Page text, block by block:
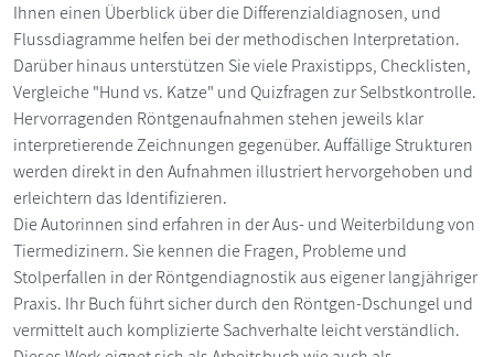
Ihnen einen Überblick über die Differenzialdiagnosen, und
Flussdiagramme helfen bei der methodischen Interpretation.
Darüber hinaus unterstützen Sie viele Praxistipps, Checklisten,
Vergleiche "Hund vs. Katze" und Quizfragen zur Selbstkontrolle.
Hervorragenden Röntgenaufnahmen stehen jeweils klar
interpretierende Zeichnungen gegenüber. Auffällige Strukturen
werden direkt in den Aufnahmen illustriert hervorgehoben und
erleichtern das Identifizieren.
Die Autorinnen sind erfahren in der Aus- und Weiterbildung von
Tiermedizinern. Sie kennen die Fragen, Probleme und
Stolperfallen in der Röntgendiagnostik aus eigener langjähriger
Praxis. Ihr Buch führt sicher durch den Röntgen-Dschungel und
vermittelt auch komplizierte Sachverhalte leicht verständlich.